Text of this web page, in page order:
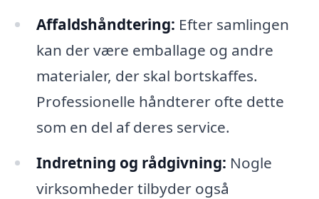
Affaldshåndtering: Efter samlingen
kan der være emballage og andre
materialer, der skal bortskaffes.
Professionelle håndterer ofte dette
som en del af deres service.
Indretning og rådgivning: Nogle
virksomheder tilbyder også